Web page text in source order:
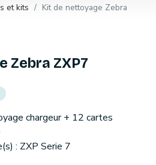
et kits
Kit de nettoyage Zebra
Zebra ZXP7
chargeur + 12 cartes
: ZXP Serie 7